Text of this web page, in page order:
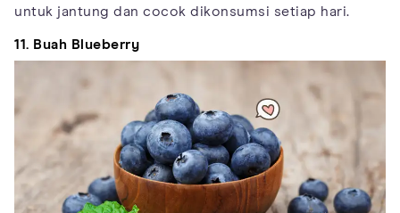
untuk jantung dan cocok dikonsumsi setiap hari.
11. Buah Blueberry